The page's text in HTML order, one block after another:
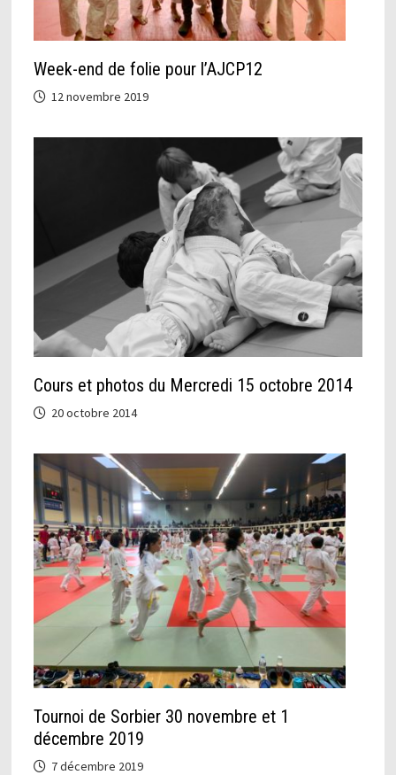
Week-end de folie pour l’AJCP12
12 novembre 2019
Cours et photos du Mercredi 15 octobre 2014
20 octobre 2014
Tournoi de Sorbier 30 novembre et 1
décembre 2019
7 décembre 2019